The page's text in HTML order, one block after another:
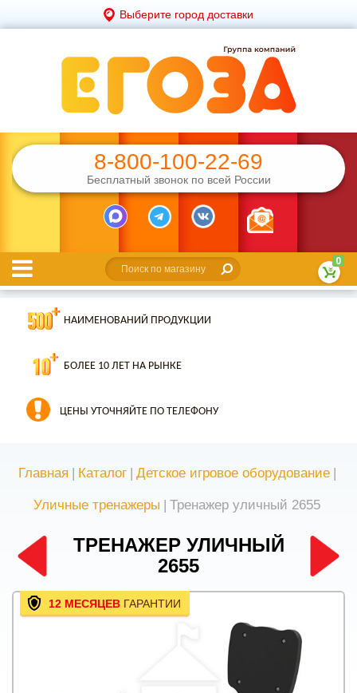
Выберите город доставки
8-800-100-22-69
Бесплатный звонок по всей России
0
НАИМЕНОВАНИЙ ПРОДУКЦИИ
БОЛЕЕ 10 ЛЕТ НА РЫНКЕ
ЦЕНЫ УТОЧНЯЙТЕ ПО ТЕЛЕФОНУ
Главная | Каталог | Детское игровое оборудование |
Уличные тренажеры | Тренажер уличный 2655
ТРЕНАЖЕР УЛИЧНЫЙ
2655
12 МЕСЯЦЕВ ГАРАНТИИ